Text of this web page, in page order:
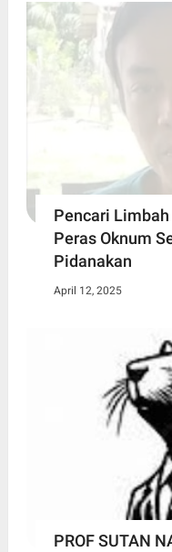
Pencari
Peras Oknum
Pidanakan
April 12, 2025
PROF SUTAN